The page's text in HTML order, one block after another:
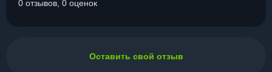
0 отзывов, 0 оценок
Оставить свой отзыв